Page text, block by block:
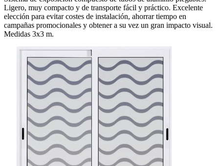
Ligero, muy compacto y de transporte fácil y práctico. Excelente
elección para evitar costes de instalación, ahorrar tiempo en
campañas promocionales y obtener a su vez un gran impacto visual.
Medidas 3x3 m.